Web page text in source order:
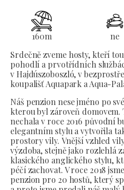
160m
ne
Srdečně zveme hosty, kteří
pohodlí a prvotřídních
v Hajdúszoboszló, v
koupališť Aquapark a Aqua-
Náš penzion nese jméno po
kterou byl zároveň domovem.
nechala v roce 2016 původní
elegantním stylu a vytvořila
prostory vily. Vnější vzhled
výzdoba, stejně jako rozlehlá
klasického anglického stylu,
péčí zachovat. V roce 2018
penzion pro 20 hostů, který